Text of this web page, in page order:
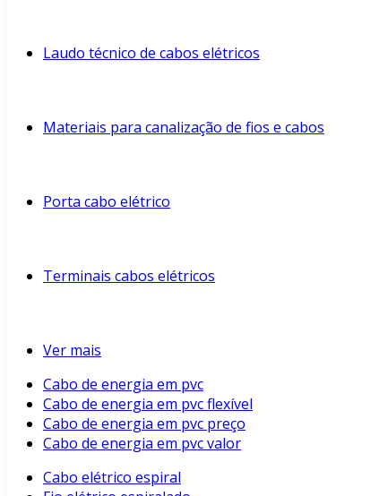
Laudo técnico de cabos elétricos
Materiais para canalização de fios e cabos
Porta cabo elétrico
Terminais cabos elétricos
Ver mais
Cabo de energia em pvc
Cabo de energia em pvc flexível
Cabo de energia em pvc preço
Cabo de energia em pvc valor
Cabo elétrico espiral